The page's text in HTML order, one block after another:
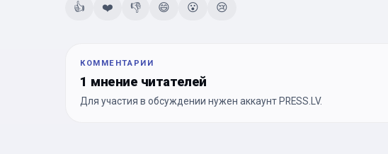
👍 ❤️ 👎 😄 😮 😢
КОММЕНТАРИИ
1 мнение читателей
Для участия в обсуждении нужен аккаунт PRESS.LV.